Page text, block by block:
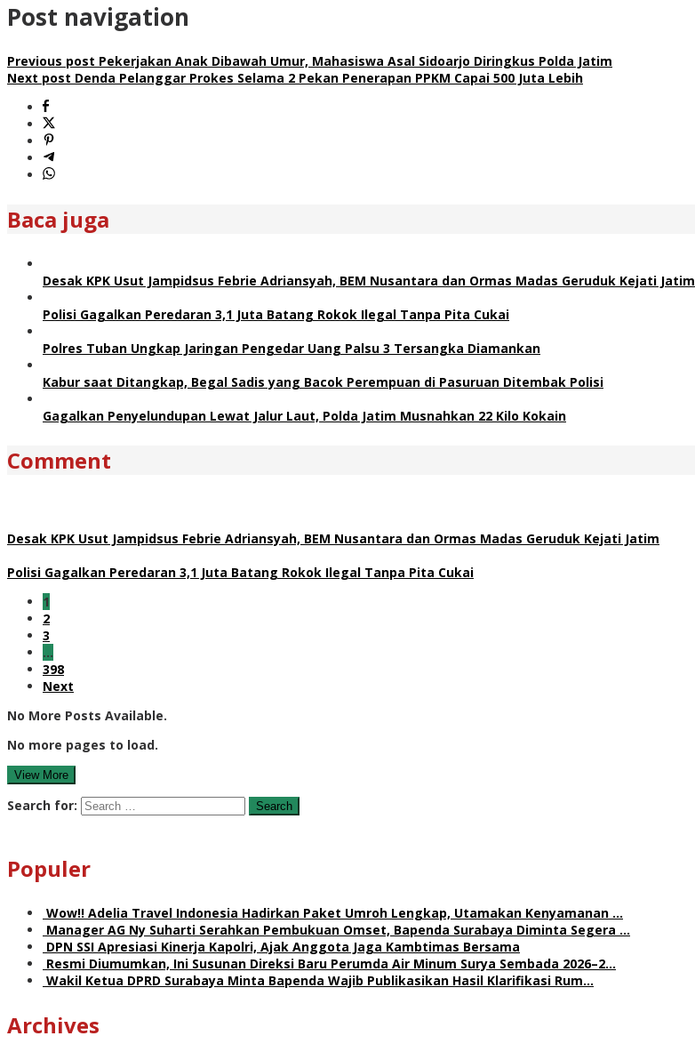
Post navigation
Previous post Pekerjakan Anak Dibawah Umur, Mahasiswa Asal Sidoarjo Diringkus Polda Jatim
Next post Denda Pelanggar Prokes Selama 2 Pekan Penerapan PPKM Capai 500 Juta Lebih
Baca juga
Desak KPK Usut Jampidsus Febrie Adriansyah, BEM Nusantara dan Ormas Madas Geruduk Kejati Jatim
Polisi Gagalkan Peredaran 3,1 Juta Batang Rokok Ilegal Tanpa Pita Cukai
Polres Tuban Ungkap Jaringan Pengedar Uang Palsu 3 Tersangka Diamankan
Kabur saat Ditangkap, Begal Sadis yang Bacok Perempuan di Pasuruan Ditembak Polisi
Gagalkan Penyelundupan Lewat Jalur Laut, Polda Jatim Musnahkan 22 Kilo Kokain
Comment
Desak KPK Usut Jampidsus Febrie Adriansyah, BEM Nusantara dan Ormas Madas Geruduk Kejati Jatim
Polisi Gagalkan Peredaran 3,1 Juta Batang Rokok Ilegal Tanpa Pita Cukai
1
2
3
…
398
Next
No More Posts Available.
No more pages to load.
View More
Search for:
Populer
Wow!! Adelia Travel Indonesia Hadirkan Paket Umroh Lengkap, Utamakan Kenyamanan …
Manager AG Ny Suharti Serahkan Pembukuan Omset, Bapenda Surabaya Diminta Segera …
DPN SSI Apresiasi Kinerja Kapolri, Ajak Anggota Jaga Kambtimas Bersama
Resmi Diumumkan, Ini Susunan Direksi Baru Perumda Air Minum Surya Sembada 2026–2…
Wakil Ketua DPRD Surabaya Minta Bapenda Wajib Publikasikan Hasil Klarifikasi Rum…
Archives